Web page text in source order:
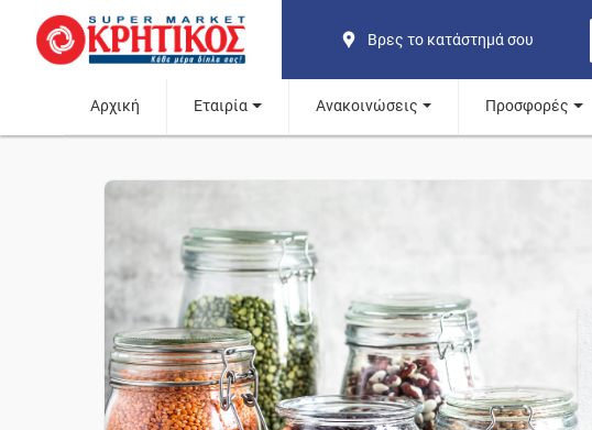
Βρες το κατάστημά σου
Αρχική Εταιρία Ανακοινώσεις Προσφορές